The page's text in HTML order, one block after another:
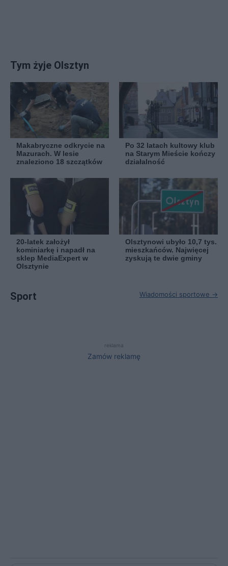
Tym żyje Olsztyn
Makabryczne odkrycie na
Mazurach. W lesie
znaleziono 18 szczątków
Po 32 latach kultowy klub
na Starym Mieście kończy
działalność
20-latek założył
kominiarkę i napadł na
sklep MediaExpert w
Olsztynie
Olsztynowi ubyło 10,7 tys.
mieszkańców. Najwięcej
zyskują te dwie gminy
Sport Wiadomości sportowe →
reklama
Zamów reklamę